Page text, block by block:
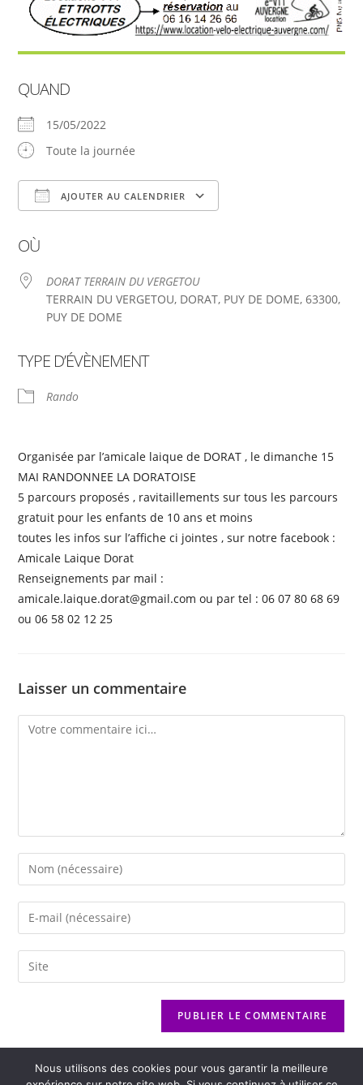
QUAND
15/05/2022
Toute la journée
AJOUTER AU CALENDRIER
OÙ
DORAT TERRAIN DU VERGETOU
TERRAIN DU VERGETOU, DORAT, PUY DE DOME, 63300,
PUY DE DOME
TYPE D’ÉVÈNEMENT
Rando
Organisée par l’amicale laique de DORAT , le dimanche 15
MAI RANDONNEE LA DORATOISE
5 parcours proposés , ravitaillements sur tous les parcours
gratuit pour les enfants de 10 ans et moins
toutes les infos sur l’affiche ci jointes , sur notre facebook :
Amicale Laique Dorat
Renseignements par mail :
amicale.laique.dorat@gmail.com ou par tel : 06 07 80 68 69
ou 06 58 02 12 25
Laisser un commentaire
Nous utilisons des cookies pour vous garantir la meilleure